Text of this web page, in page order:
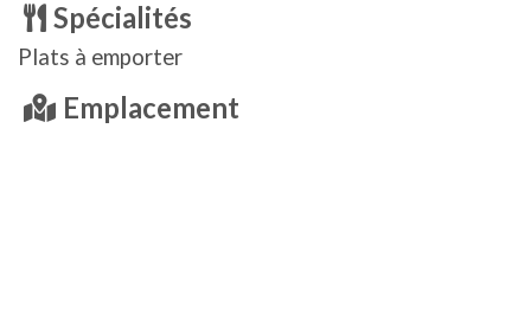
Spécialités
Plats à emporter
Emplacement